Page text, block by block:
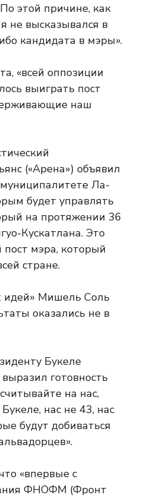
этой причине, как
не высказывался в
кандидата в мэры».
«всей оппозиции
выиграть пост
наш
(«Арена») объявил
Ла-
будет управлять
на протяжении 36
Кускатлана. Это
мэра, который
стране.
идей» Мишель Соль
оказались не в
Букеле
готовность
на нас,
нас не 43, нас
будут добиваться
«впервые с
ФНОФМ (Фронт